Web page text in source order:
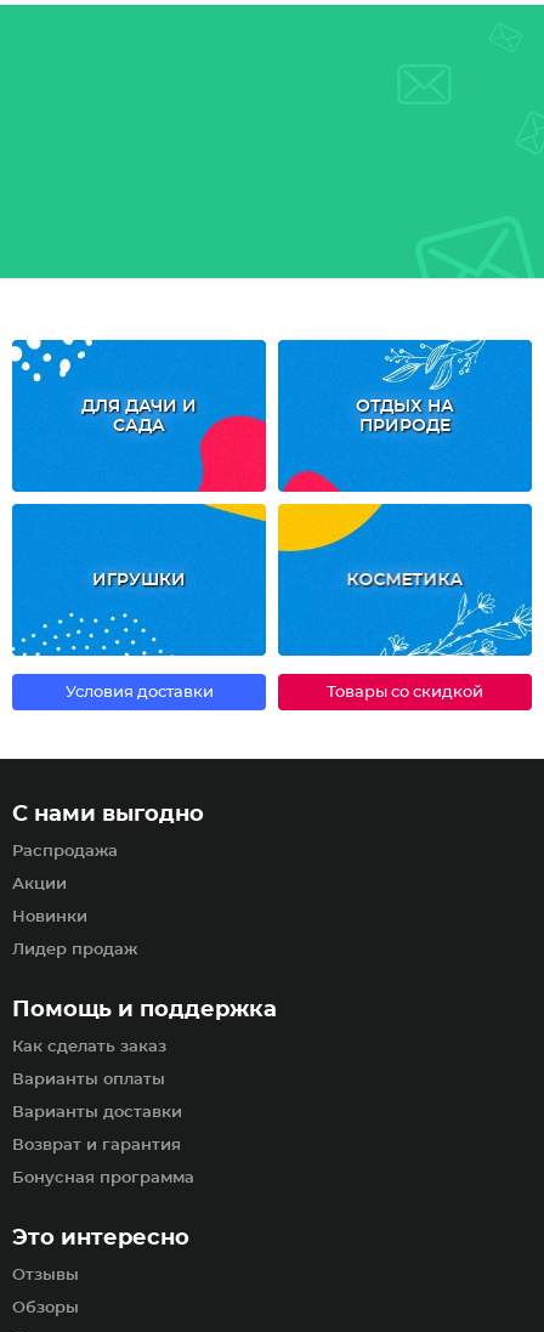
ДЛЯ ДАЧИ И
САДА
ОТДЫХ НА
ПРИРОДЕ
ИГРУШКИ КОСМЕТИКА
Условия доставки Товары со скидкой
Помощь и поддержка
Как сделать заказ
Варианты оплаты
Варианты доставки
Возврат и гарантия
Бонусная программа
С нами выгодно
Распродажа
Акции
Новинки
Лидер продаж
Это интересно
Отзывы
Обзоры